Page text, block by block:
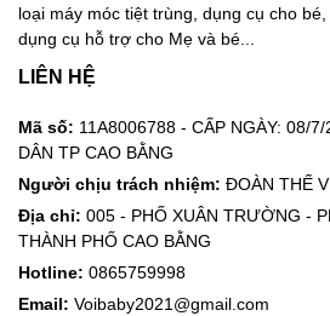
loại máy móc tiệt trùng, dụng cụ cho
dụng cụ hỗ trợ cho Mẹ và bé...
LIÊN HỆ
Mã số: 11A8006788 - CẤP NGÀY: 08/
DÂN TP CAO BẰNG
Người chịu trách nhiệm: ĐOÀN THẾ
Địa chỉ: 005 - PHỐ XUÂN TRƯỜNG -
THÀNH PHỐ CAO BẰNG
Hotline: 0865759998
Email: Voibaby2021@gmail.com